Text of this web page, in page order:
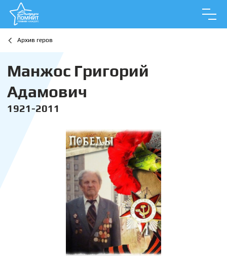
Архив геров
Манжос Григорий
Адамович
1921-2011